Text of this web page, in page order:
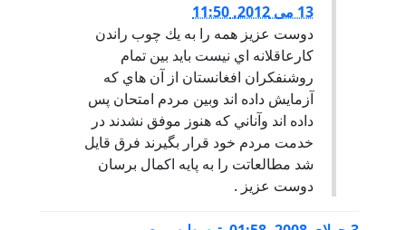
13 می 2012, 11:50
دوست عزيز همه را به يك چوب راندن
كارعاقلانه اي نيست بايد بين تمام
روشنفكران افغانستان از آن هاي كه
آزمايش داده اند وبين مردم امتحان پس
داده اند وآناني كه هنوز موفق نشدند در
خدمت مردم خود قرار بگيرند فرق قايل
شد مطالعاتت را به پايه اكمال برسان
دوست عزيز .